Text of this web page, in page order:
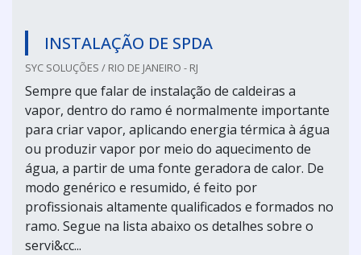
INSTALAÇÃO DE SPDA
SYC SOLUÇÕES / RIO DE JANEIRO - RJ
Sempre que falar de instalação de caldeiras a
vapor, dentro do ramo é normalmente importante
para criar vapor, aplicando energia térmica à água
ou produzir vapor por meio do aquecimento de
água, a partir de uma fonte geradora de calor. De
modo genérico e resumido, é feito por
profissionais altamente qualificados e formados no
ramo. Segue na lista abaixo os detalhes sobre o
servi&cc...